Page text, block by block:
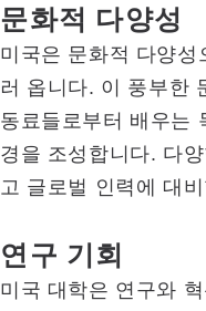
문화적 다양성
미국은 문화적 다양
러 옵니다. 이 풍부한
동료들로부터 배우는
경을 조성합니다. 다
고 글로벌 인력에 대
연구 기회
미국 대학은 연구와